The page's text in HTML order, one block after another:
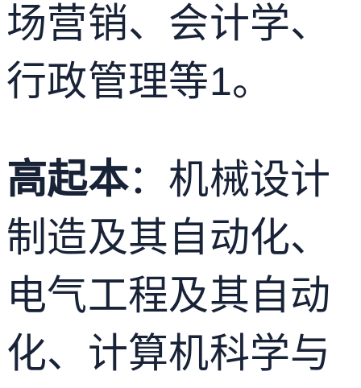
场营销、会计学、
行政管理等1。
高起本：机械设计
制造及其自动化、
电气工程及其自动
化、计算机科学与